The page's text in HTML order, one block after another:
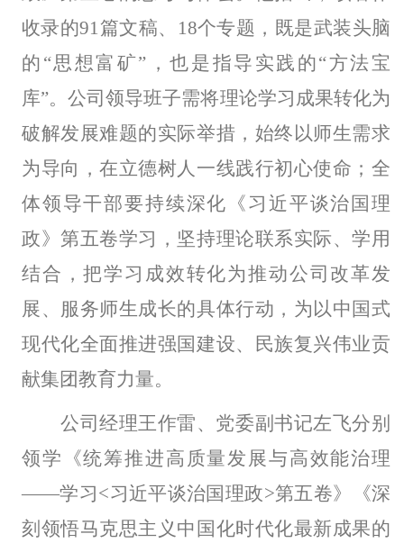
收录的91篇文稿、18个专题，既是武装头脑
的“思想富矿”，也是指导实践的“方法宝
库”。公司领导班子需将理论学习成果转化为
破解发展难题的实际举措，始终以师生需求
为导向，在立德树人一线践行初心使命；全
体领导干部要持续深化《习近平谈治国理
政》第五卷学习，坚持理论联系实际、学用
结合，把学习成效转化为推动公司改革发
展、服务师生成长的具体行动，为以中国式
现代化全面推进强国建设、民族复兴伟业贡
献集团教育力量。
公司经理王作雷、党委副书记左飞分别
领学《统筹推进高质量发展与高效能治理
——学习<习近平谈治国理政>第五卷》《深
刻领悟马克思主义中国化时代化最新成果的